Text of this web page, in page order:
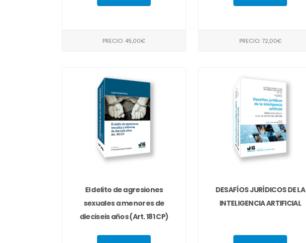
PRECIO: 45,00€ PRECIO: 72,00€
El delito de agresiones
sexuales a menores de
dieciseis años (Art. 181 CP)
DESAFÍOS JURÍDICOS DE LA
INTELIGENCIA ARTIFICIAL